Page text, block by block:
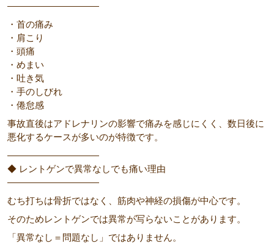
――――――――――
・首の痛み
・肩こり
・頭痛
・めまい
・吐き気
・手のしびれ
・倦怠感
事故直後はアドレナリンの影響で痛みを感じにくく、数日後に
悪化するケースが多いのが特徴です。
――――――――――
◆ レントゲンで異常なしでも痛い理由
――――――――――
むち打ちは骨折ではなく、筋肉や神経の損傷が中心です。
そのためレントゲンでは異常が写らないことがあります。
「異常なし＝問題なし」ではありません。